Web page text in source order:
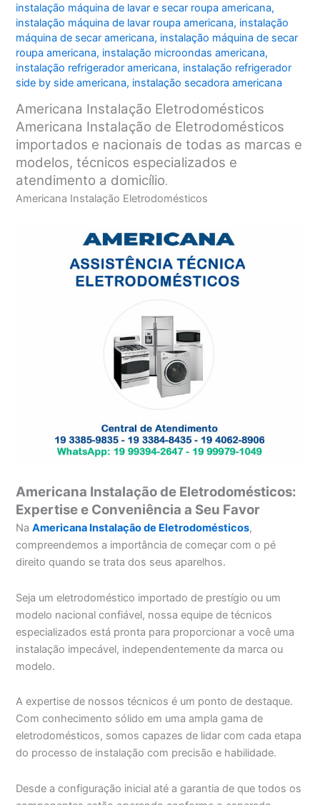
instalação máquina de lavar e secar roupa americana,
instalação máquina de lavar roupa americana, instalação
máquina de secar americana, instalação máquina de secar
roupa americana, instalação microondas americana,
instalação refrigerador americana, instalação refrigerador
side by side americana, instalação secadora americana
Americana Instalação Eletrodomésticos
Americana Instalação de Eletrodomésticos
importados e nacionais de todas as marcas e
modelos, técnicos especializados e
atendimento a domicílio.
Americana Instalação Eletrodomésticos
Americana Instalação de Eletrodomésticos:
Expertise e Conveniência a Seu Favor
NaAmericana Instalação de Eletrodomésticos,
compreendemos a importância de começar com o pé
direito quando se trata dos seus aparelhos.
Seja um eletrodoméstico importado de prestígio ou um
modelo nacional confiável, nossa equipe de técnicos
especializados está pronta para proporcionar a você uma
instalação impecável, independentemente da marca ou
modelo.
A expertise de nossos técnicos é um ponto de destaque.
Com conhecimento sólido em uma ampla gama de
eletrodomésticos, somos capazes de lidar com cada etapa
do processo de instalação com precisão e habilidade.
Desde a configuração inicial até a garantia de que todos os